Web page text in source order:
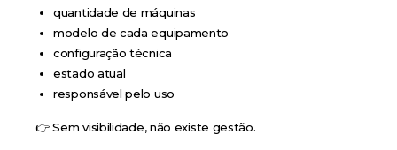
quantidade de máquinas
modelo de cada equipamento
configuração técnica
estado atual
responsável pelo uso
👉 Sem visibilidade, não existe gestão.